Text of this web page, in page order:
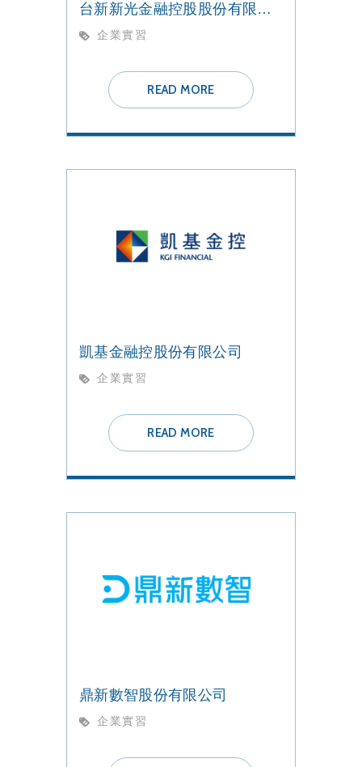
台新新光金融控股股份有限公司
企業實習
READ MORE
凱基金融控股份有限公司
企業實習
READ MORE
鼎新數智股份有限公司
企業實習